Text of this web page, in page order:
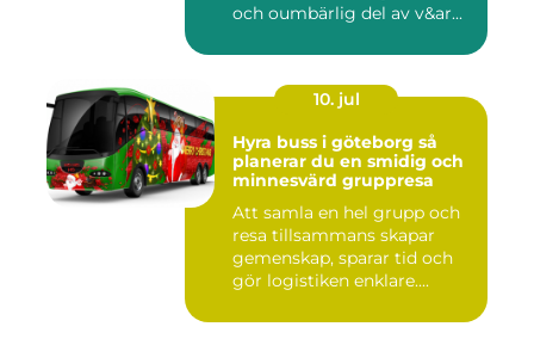
och oumbärlig del av v&ar...
10. jul
Hyra buss i göteborg så
planerar du en smidig och
minnesvärd gruppresa
Att samla en hel grupp och
resa tillsammans skapar
gemenskap, sparar tid och
gör logistiken enklare....